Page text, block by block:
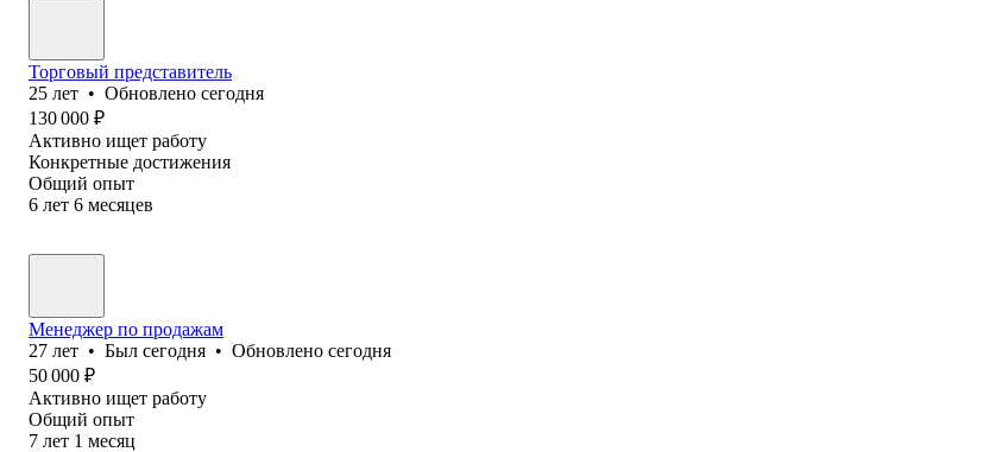
Торговый представитель
25 лет • Обновлено сегодня
130 000 ₽
Активно ищет работу
Конкретные достижения
Общий опыт
6 лет 6 месяцев
Менеджер по продажам
27 лет • Был сегодня • Обновлено сегодня
50 000 ₽
Активно ищет работу
Общий опыт
7 лет 1 месяц